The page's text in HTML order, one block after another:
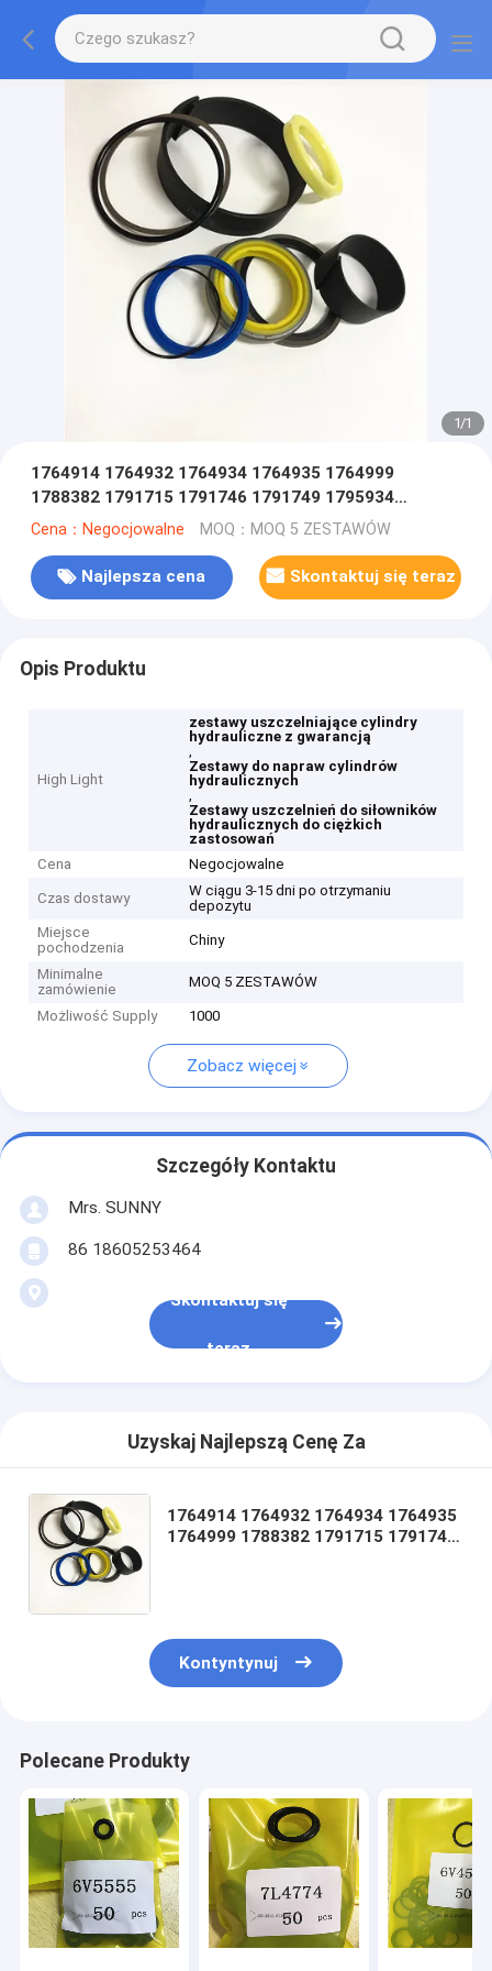
1/1
1764914 1764932 1764934 1764935 1764999
1788382 1791715 1791746 1791749 1795934
1799625 1799634 1799638 1799772 1835795
Cena：Negocjowalne MOQ：MOQ 5 ZESTAWÓW
Najlepsza cena Skontaktuj się teraz
Opis Produktu
High Light
zestawy uszczelniające cylindry
hydrauliczne z gwarancją
,
Zestawy do napraw cylindrów
hydraulicznych
,
Zestawy uszczelnień do siłowników
hydraulicznych do ciężkich
zastosowań
Cena
Negocjowalne
Czas dostawy
W ciągu 3-15 dni po otrzymaniu
depozytu
Miejsce
pochodzenia
Chiny
Minimalne
zamówienie
MOQ 5 ZESTAWÓW
Możliwość Supply 1000
Zobacz więcej
Szczegóły Kontaktu
Mrs. SUNNY
86 18605253464
Skontaktuj się
teraz
Uzyskaj Najlepszą Cenę Za
1764914 1764932 1764934 1764935
1764999 1788382 1791715 1791746
Kontyntynuj
Polecane Produkty